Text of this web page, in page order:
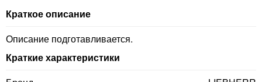
Краткое описание
Описание подготавливается.
Краткие характеристики